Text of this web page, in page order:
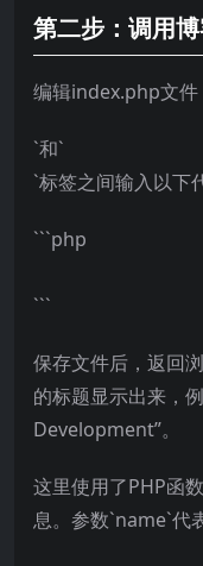
第二步：调用
编辑index.php文件
`和`
`标签之间输入以下
```php
```
保存文件后，返回
的标题显示出来，
Development”。
这里使用了PHP函
息。参数`name`代